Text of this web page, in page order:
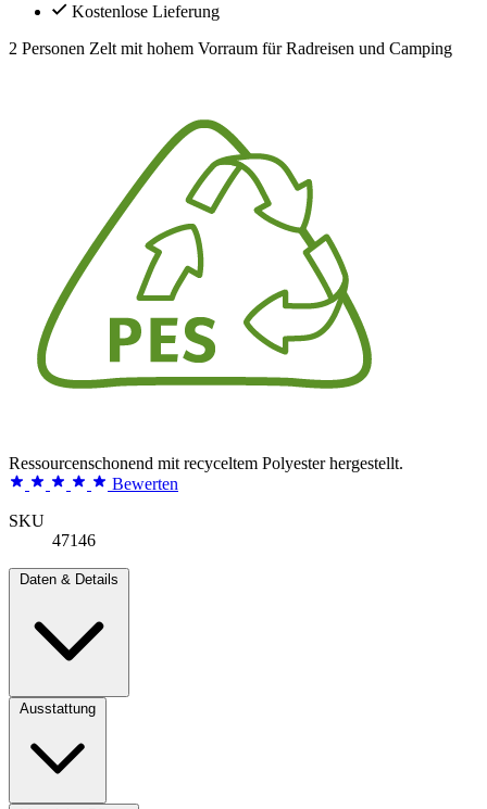
Kostenlose Lieferung
2 Personen Zelt mit hohem Vorraum für Radreisen und Camping
Ressourcenschonend mit recyceltem Polyester hergestellt.
Bewerten
SKU
47146
Daten & Details
Ausstattung